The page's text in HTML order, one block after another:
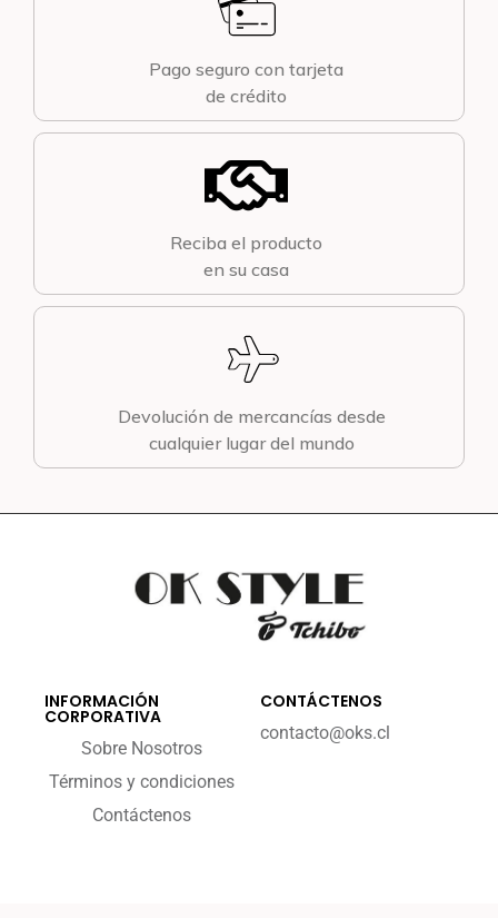
Pago seguro con tarjeta
de crédito
Reciba el producto
en su casa
Devolución de mercancías desde
cualquier lugar del mundo
INFORMACIÓN
CORPORATIVA
Sobre Nosotros
Términos y condiciones
Contáctenos
CONTÁCTENOS
contacto@oks.cl